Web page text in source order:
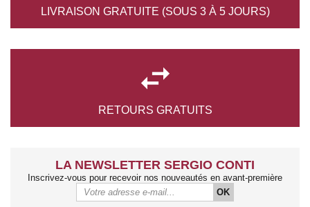
LIVRAISON GRATUITE (SOUS 3 À 5 JOURS)

RETOURS GRATUITS
LA NEWSLETTER SERGIO CONTI
Inscrivez-vous pour recevoir nos nouveautés en avant-première
OK